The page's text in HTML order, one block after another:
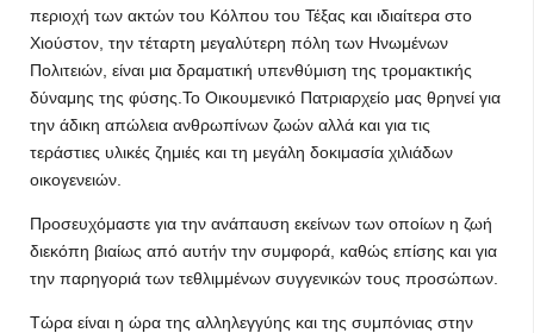
περιοχή των ακτών του Κόλπου του Τέξας και ιδιαίτερα στο
Χιούστον, την τέταρτη μεγαλύτερη πόλη των Ηνωμένων
Πολιτειών, είναι μια δραματική υπενθύμιση της τρομακτικής
δύναμης της φύσης.Το Οικουμενικό Πατριαρχείο μας θρηνεί για
την άδικη απώλεια ανθρωπίνων ζωών αλλά και για τις
τεράστιες υλικές ζημιές και τη μεγάλη δοκιμασία χιλιάδων
οικογενειών.
Προσευχόμαστε για την ανάπαυση εκείνων των οποίων η ζωή
διεκόπη βιαίως από αυτήν την συμφορά, καθώς επίσης και για
την παρηγοριά των τεθλιμμένων συγγενικών τους προσώπων.
Τώρα είναι η ώρα της αλληλεγγύης και της συμπόνιας στην